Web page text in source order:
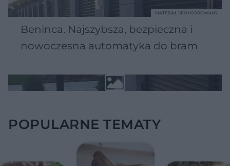
Beninca. Najszybsza, bezpieczna i
nowoczesna automatyka do bram
MATERIAŁ SPONSOROWANY
POPULARNE TEMATY